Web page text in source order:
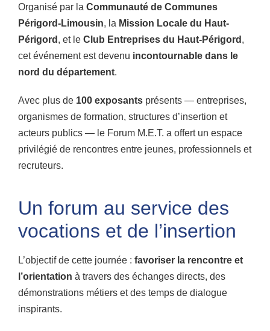
Organisé par la Communauté de Communes
Périgord-Limousin, la Mission Locale du Haut-
Périgord , et le Club Entreprises du Haut-Périgord ,
cet événement est devenu incontournable dans le
nord du département.
Avec plus de 100 exposants présents — entreprises,
organismes de formation, structures d’insertion et
acteurs publics — le Forum M.E.T. a offert un espace
privilégié de rencontres entre jeunes, professionnels et
recruteurs.
Un forum au service des
vocations et de l’insertion
L’objectif de cette journée : favoriser la rencontre et
l’orientation à travers des échanges directs, des
démonstrations métiers et des temps de dialogue
inspirants.